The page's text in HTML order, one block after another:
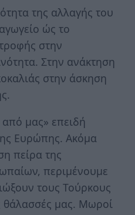
της αλλαγής του
ώς το
στην
Στην ανάκτηση
στην άσκηση
μας» επειδή
Ευρώπης. Ακόμα
πείρα της
περιμένουμε
τους Τούρκους
θάλασσές μας. Μωροί